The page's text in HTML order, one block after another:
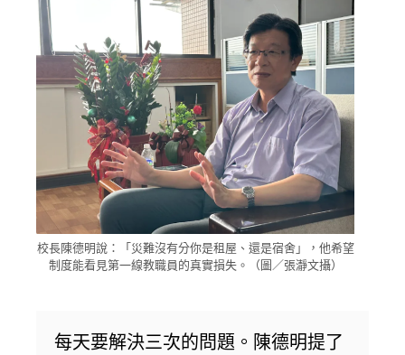
校長陳德明說：「災難沒有分你是租屋、還是宿舍」，他希望
制度能看見第一線教職員的真實損失。（圖／張瀞文攝）
每天要解決三次的問題。陳德明提了